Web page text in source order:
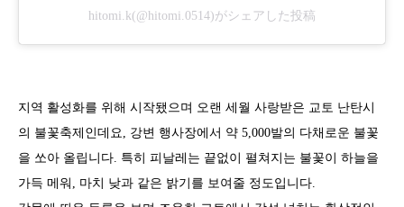
hitomi.k(@hitomi.0514)がシェアした投稿
지역 활성화를 위해 시작됐으며 오랜 세월 사랑받은 교토 난탄시
의 불꽃축제인데요, 강변 행사장에서 약 5,000발의 다채로운 불꽃
을 쏘아 올립니다. 특히 피날레는 끝없이 펼쳐지는 불꽃이 하늘을
가득 메워, 마치 낮과 같은 밝기를 보여줄 정도입니다.